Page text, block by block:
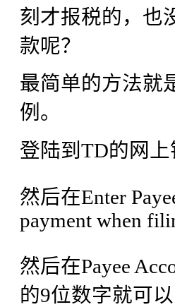
刻才报税的，也
款呢？
最简单的方法就
例。
登陆到TD的网上
然后在Enter
payment when
然后在Payee
的9位数字就可